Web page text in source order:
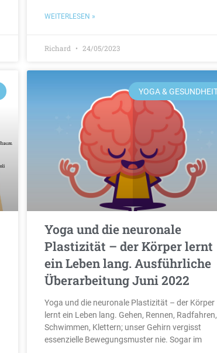
WEITERLESEN »
Richard 24/05/2023
YOGA &
Yoga und die neuronale
Plastizität – der Körper lernt
ein Leben lang. Ausführliche
Überarbeitung Juni 2022
Yoga und die neuronale Plastizität – der Körper
lernt ein Leben lang. Gehen, Rennen, Radfahren,
Schwimmen, Klettern; unser Gehirn vergisst
essenzielle Bewegungsmuster nie. Sogar im